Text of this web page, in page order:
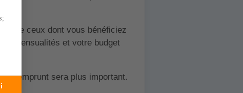
que ceux dont vous bénéficiez
mensualités et votre budget
emprunt sera plus important.